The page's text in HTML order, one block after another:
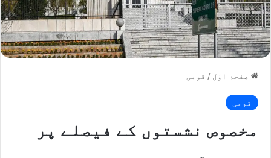
صفحۂ اوّل / قومی
قومی
مخصوص نشستوں کے فیصلے پر